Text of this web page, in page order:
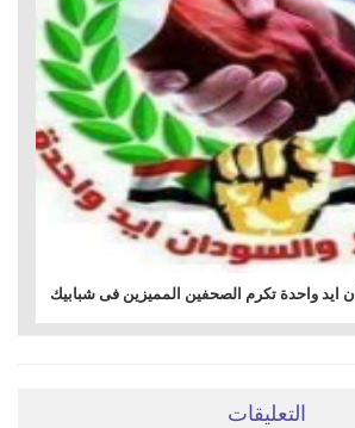
ايد واحدة تكرم الصحفين المميزين فى شبابيك
التعليقات